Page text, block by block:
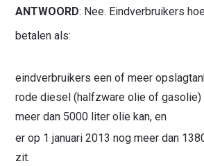
ANTWOORD: Nee. Eindverbruikers
betalen als:
eindverbruikers een of meer
rode diesel (halfzware olie of gasolie)
meer dan 5000 liter olie kan, en
er op 1 januari 2013 nog meer dan
zit.